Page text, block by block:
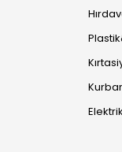
Elektrik